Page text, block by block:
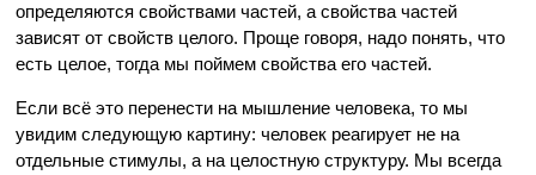
определяются свойствами частей, а свойства частей
зависят от свойств целого. Проще говоря, надо понять, что
есть целое, тогда мы поймем свойства его частей.
Если всё это перенести на мышление человека, то мы
увидим следующую картину: человек реагирует не на
отдельные стимулы, а на целостную структуру. Мы всегда